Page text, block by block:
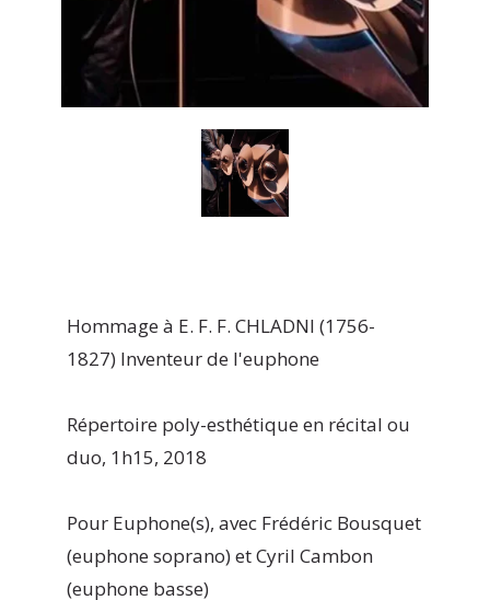
Hommage à E. F. F. CHLADNI (1756-
1827) Inventeur de l'euphone
Répertoire poly-esthétique en récital ou
duo, 1h15, 2018
Pour Euphone(s), avec Frédéric Bousquet
(euphone soprano) et Cyril Cambon
(euphone basse)